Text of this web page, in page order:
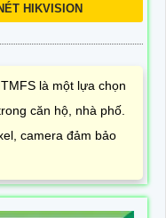
HIKVISION
là một lựa chọn
căn hộ, nhà phố.
camera đảm bảo